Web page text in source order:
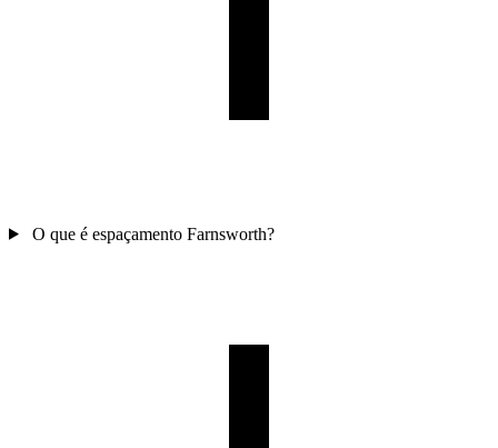
O que é espaçamento Farnsworth?